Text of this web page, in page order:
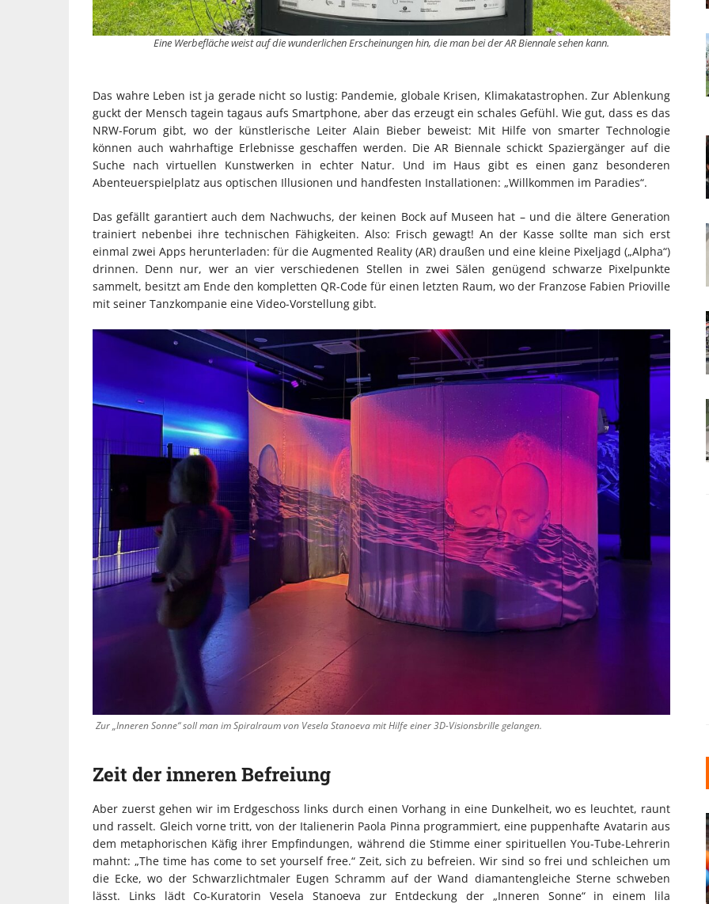
Eine Werbefläche weist auf die wunderlichen Erscheinungen hin, die man bei der AR Biennale sehen kann.
Das wahre Leben ist ja gerade nicht so lustig: Pandemie, globale Krisen, Klimakatastrophen. Zur Ablenkung
guckt der Mensch tagein tagaus aufs Smartphone, aber das erzeugt ein schales Gefühl. Wie gut, dass es das
NRW-Forum gibt, wo der künstlerische Leiter Alain Bieber beweist: Mit Hilfe von smarter Technologie
können auch wahrhaftige Erlebnisse geschaffen werden. Die AR Biennale schickt Spaziergänger auf die
Suche nach virtuellen Kunstwerken in echter Natur. Und im Haus gibt es einen ganz besonderen
Abenteuerspielplatz aus optischen Illusionen und handfesten Installationen: „Willkommen im Paradies“.
Das gefällt garantiert auch dem Nachwuchs, der keinen Bock auf Museen hat – und die ältere Generation
trainiert nebenbei ihre technischen Fähigkeiten. Also: Frisch gewagt! An der Kasse sollte man sich erst
einmal zwei Apps herunterladen: für die Augmented Reality (AR) draußen und eine kleine Pixeljagd („Alpha“)
drinnen. Denn nur, wer an vier verschiedenen Stellen in zwei Sälen genügend schwarze Pixelpunkte
sammelt, besitzt am Ende den kompletten QR-Code für einen letzten Raum, wo der Franzose Fabien Prioville
mit seiner Tanzkompanie eine Video-Vorstellung gibt.
Zur „Inneren Sonne“ soll man im Spiralraum von Vesela Stanoeva mit Hilfe einer 3D-Visionsbrille gelangen.
Zeit der inneren Befreiung
Aber zuerst gehen wir im Erdgeschoss links durch einen Vorhang in eine Dunkelheit, wo es leuchtet, raunt
und rasselt. Gleich vorne tritt, von der Italienerin Paola Pinna programmiert, eine puppenhafte Avatarin aus
dem metaphorischen Käfig ihrer Empfindungen, während die Stimme einer spirituellen You-Tube-Lehrerin
mahnt: „The time has come to set yourself free.“ Zeit, sich zu befreien. Wir sind so frei und schleichen um
die Ecke, wo der Schwarzlichtmaler Eugen Schramm auf der Wand diamantengleiche Sterne schweben
lässt. Links lädt Co-Kuratorin Vesela Stanoeva zur Entdeckung der „Inneren Sonne“ in einem lila